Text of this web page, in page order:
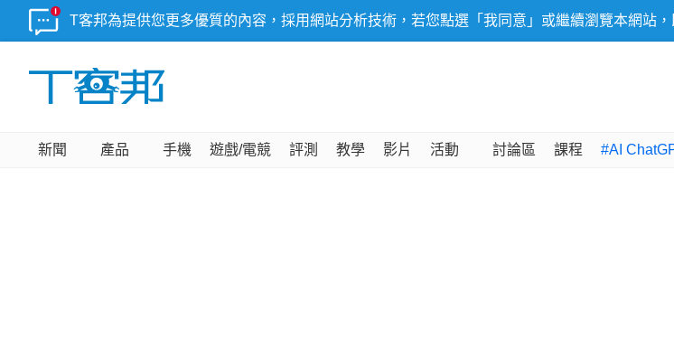
T客邦為提供您更多優質的內容，採用網站分析技術，若您點選「我同意」或繼續瀏覽本網站
新聞 產品 手機 遊戲/電競 評測 教學 影片 活動 討論區 課程 #AI